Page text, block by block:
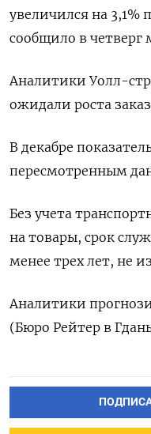
увеличился на 3,1%
сообщило в четверг
Аналитики Уолл-
ожидали роста
В декабре
пересмотренным
Без учета
на товары, срок
менее трех лет, не
Аналитики
(Бюро Рейтер в